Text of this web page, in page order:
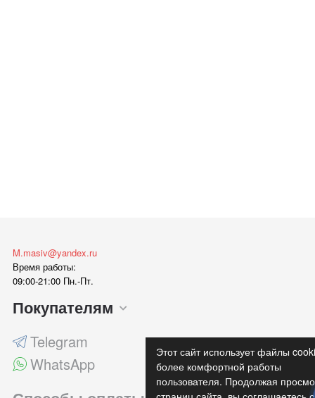
Этот сайт использует файлы
более комфортной работы
пользователя. Продолжая
M.masiv@yandex.ru
Время работы:
09:00-21:00 Пн.-Пт.
Покупателям
Telegram
WhatsApp